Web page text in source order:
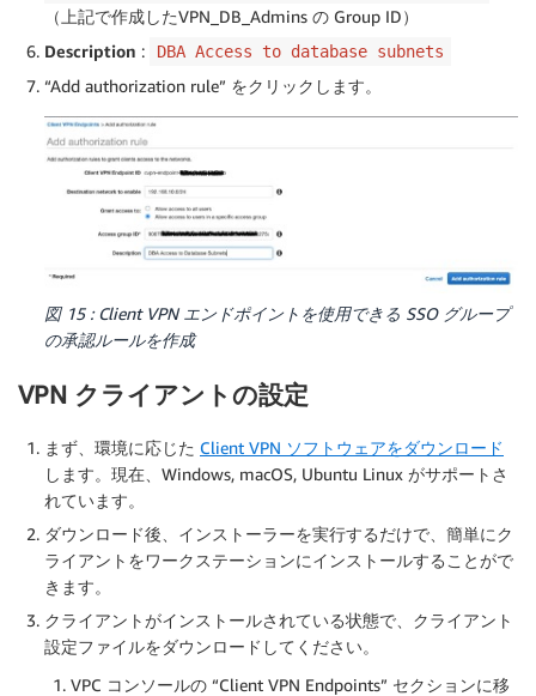
（上記で作成したVPN_DB_Admins の Group ID）
Description : DBA Access to database subnets
“Add authorization rule” をクリックします。
図 15 : Client VPN エンドポイントを使用できる SSO グループ
の承認ルールを作成
VPN クライアントの設定
まず、環境に応じた Client VPN ソフトウェアをダウンロード
します。現在、Windows, macOS, Ubuntu Linux がサポートさ
れています。
ダウンロード後、インストーラーを実行するだけで、簡単にク
ライアントをワークステーションにインストールすることがで
きます。
クライアントがインストールされている状態で、クライアント
設定ファイルをダウンロードしてください。
VPC コンソールの “Client VPN Endpoints” セクションに移